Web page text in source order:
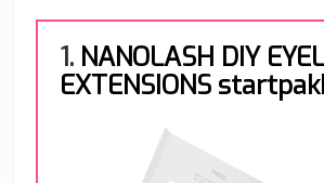
1. NANOLASH DIY
EXTENSIONS